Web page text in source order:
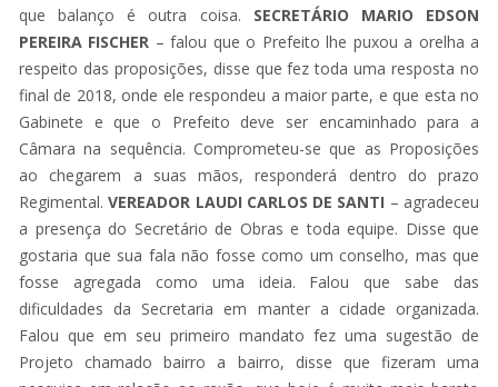
que balanço é outra coisa. SECRETÁRIO MARIO EDSON
PEREIRA FISCHER – falou que o Prefeito lhe puxou a orelha a
respeito das proposições, disse que fez toda uma resposta no
final de 2018, onde ele respondeu a maior parte, e que esta no
Gabinete e que o Prefeito deve ser encaminhado para a
Câmara na sequência. Comprometeu-se que as Proposições
ao chegarem a suas mãos, responderá dentro do prazo
Regimental.VEREADOR LAUDI CARLOS DE SANTI – agradeceu
a presença do Secretário de Obras e toda equipe. Disse que
gostaria que sua fala não fosse como um conselho, mas que
fosse agregada como uma ideia. Falou que sabe das
dificuldades da Secretaria em manter a cidade organizada.
Falou que em seu primeiro mandato fez uma sugestão de
Projeto chamado bairro a bairro, disse que fizeram uma